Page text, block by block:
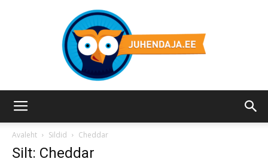
Avaleht Sildid Cheddar
Silt: Cheddar